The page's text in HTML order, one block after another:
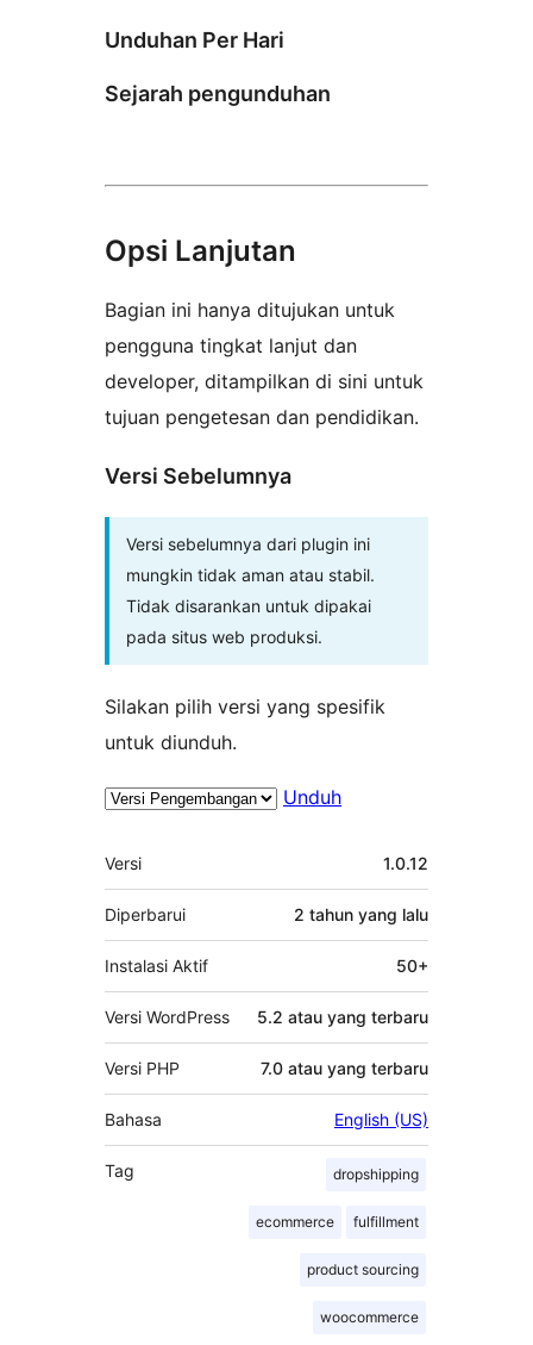
Unduhan Per Hari
Sejarah pengunduhan
Opsi Lanjutan
Bagian ini hanya ditujukan untuk
pengguna tingkat lanjut dan
developer, ditampilkan di sini untuk
tujuan pengetesan dan pendidikan.
Versi Sebelumnya
Versi sebelumnya dari plugin ini
mungkin tidak aman atau stabil.
Tidak disarankan untuk dipakai
pada situs web produksi.
Silakan pilih versi yang spesifik
untuk diunduh.
Unduh
Meta
Versi 1.0.12
Diperbarui 2 tahun yang lalu
Instalasi Aktif 50+
Versi WordPress 5.2 atau yang terbaru
Versi PHP 7.0 atau yang terbaru
Bahasa English (US)
Tag dropshipping
ecommerce fulfillment
product sourcing
woocommerce